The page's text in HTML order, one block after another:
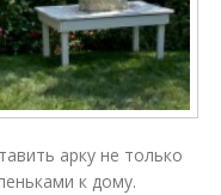
арку не только
к дому.